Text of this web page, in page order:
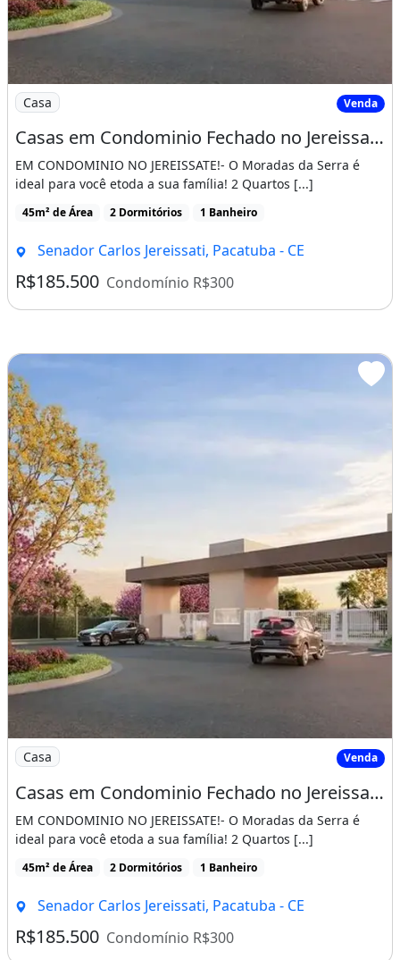
Imagem: Casas em Condominio Fechado no Jereissate
Casa Venda
Casas em Condominio Fechado no Jereissate 3, Entrada Facilitada em Ate 60X, Aproveite!
EM CONDOMINIO NO JEREISSATE!- O Moradas da Serra é
ideal para você etoda a sua família! 2 Quartos [...]
45m² de Área 2 Dormitórios 1 Banheiro
Senador Carlos Jereissati, Pacatuba - CE
R$185.500 Condomínio R$300
Imagem: Casas em Condominio Fechado no Jereissate
Casa Venda
Casas em Condominio Fechado no Jereissate 3, Entrada Facilitada em Ate 60X, Aproveite!
EM CONDOMINIO NO JEREISSATE!- O Moradas da Serra é
ideal para você etoda a sua família! 2 Quartos [...]
45m² de Área 2 Dormitórios 1 Banheiro
Senador Carlos Jereissati, Pacatuba - CE
R$185.500 Condomínio R$300